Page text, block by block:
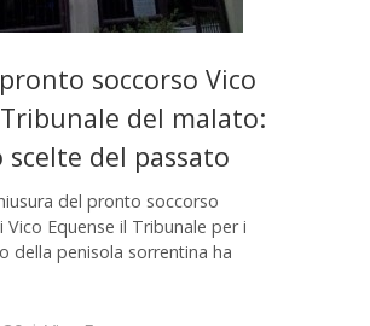
soccorso Vico
del malato:
scelte del passato
del pronto soccorso
Vico Equense il Tribunale per i
della penisola sorrentina ha